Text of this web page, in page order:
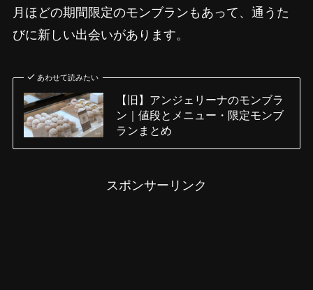
月ほどの期間限定のモンブランもあって、通うた
びに新しい出会いがあります。
あわせて読みたい
【旧】アンジェリーナのモンブラ
ン｜値段とメニュー・限定モンブ
ランまとめ
スポンサーリンク